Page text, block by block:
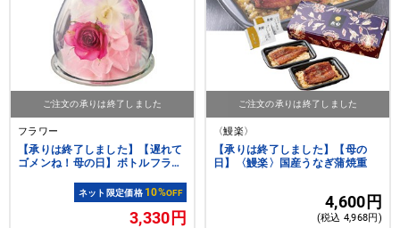
ご注文の承りは終了しました
フラワー
【承りは終了しました】【遅れて
ゴメンね！母の日】ボトルフラワ
ネット限定価格 10%OFF
3,330円
ご注文の承りは終了しました
〈鰻楽〉
【承りは終了しました】【母の
日】〈鰻楽〉国産うなぎ蒲焼重
4,600円
(税込 4,968円)